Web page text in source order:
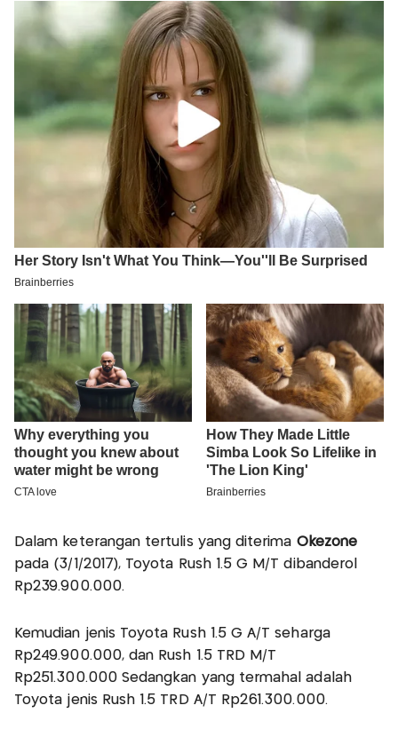
Dalam keterangan tertulis yang diterima Okezone
pada (3/1/2017), Toyota Rush 1.5 G M/T dibanderol
Rp239.900.000.
Kemudian jenis Toyota Rush 1.5 G A/T seharga
Rp249.900.000, dan Rush 1.5 TRD M/T
Rp251.300.000 Sedangkan yang termahal adalah
Toyota jenis Rush 1.5 TRD A/T Rp261.300.000.